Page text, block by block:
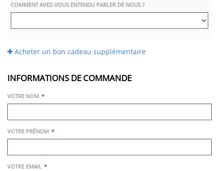
COMMENT AVEZ-VOUS ENTENDU PARLER DE NOUS ?
Acheter un bon cadeau supplémentaire
INFORMATIONS DE COMMANDE
VOTRE NOM
VOTRE PRÉNOM
VOTRE EMAIL